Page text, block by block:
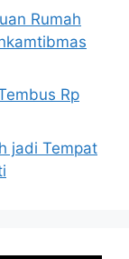
Rumah
Rp
jadi Tempat